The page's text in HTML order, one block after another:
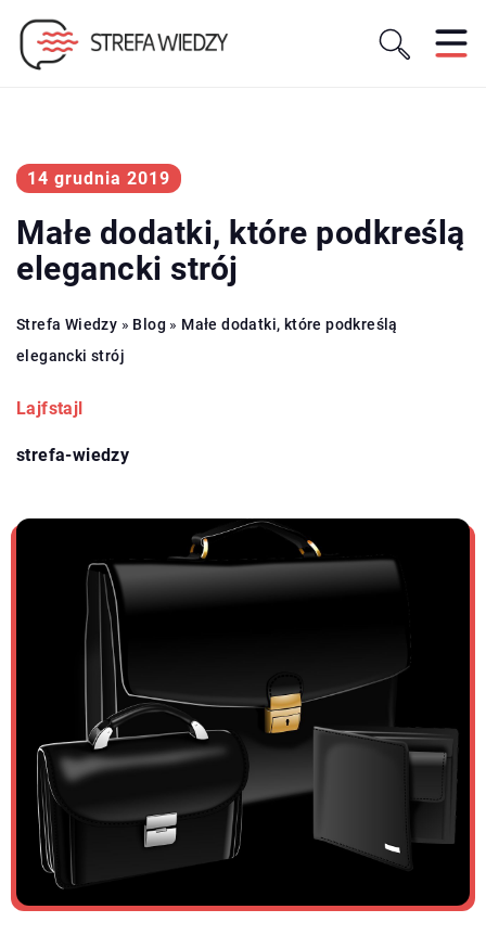
14 grudnia 2019
Małe dodatki, które podkreślą
elegancki strój
Strefa Wiedzy » Blog » Małe dodatki, które podkreślą
elegancki strój
Lajfstajl
strefa-wiedzy